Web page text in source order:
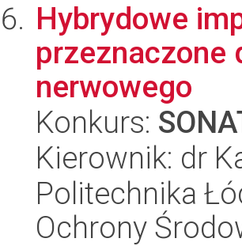
Hybrydowe
przeznaczone
nerwowego
Konkurs:
Kierownik: dr
Politechnika
Ochrony